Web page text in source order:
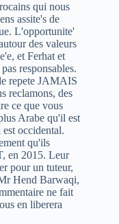
qui nous
assite's de
L'opportunite'
des valeurs
et Ferhat et
responsables.
repete JAMAIS
reclamons, des
ce que vous
Arabe qu'il est
occidental.
qu'ils
en 2015. Leur
pour un tuteur,
Hend Barwaqi,
ne fait
en liberera